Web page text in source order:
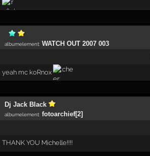
albumelement: WATCH OUT 2007 003
yeah mc koRnox
Dj Jack Black
albumelement: fotoarchief[2]
THANK YOU Michelle!!!!